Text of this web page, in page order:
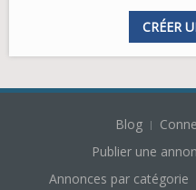
CRÉER
Blog
Publier une
Annonces par catégorie